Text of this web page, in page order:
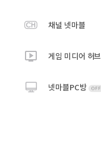
채널 넷마블
게임 미디어 허브
넷마블PC방